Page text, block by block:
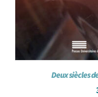
Deux siècles